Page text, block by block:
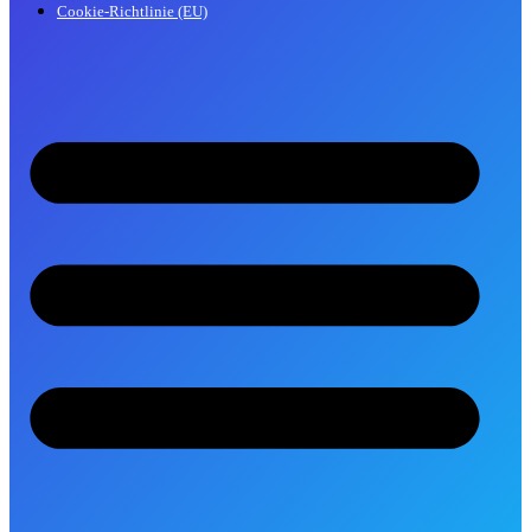
Cookie-Richtlinie (EU)